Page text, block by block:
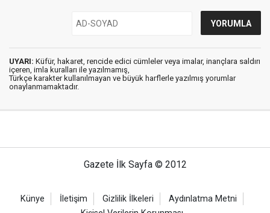
UYARI: Küfür, hakaret, rencide edici cümleler veya imalar, inançlara saldırı
içeren, imla kuralları ile yazılmamış,
Türkçe karakter kullanılmayan ve büyük harflerle yazılmış yorumlar
onaylanmamaktadır.
Gazete İlk Sayfa © 2012
Künye İletişim Gizlilik İlkeleri
Aydınlatma Metni